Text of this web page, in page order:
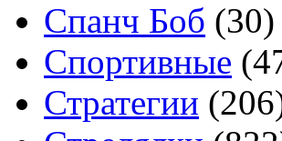
Спанч Боб (30)
Спортивные
Стратегии